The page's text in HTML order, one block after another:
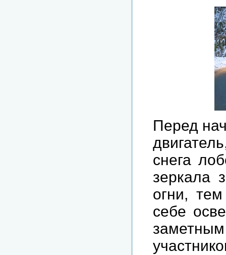
Перед
снега
зеркала
огни,
себе